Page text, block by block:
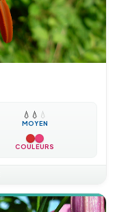
💧 💧 💧
MOYEN
COULEURS